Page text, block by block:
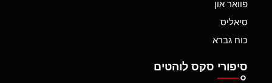
פוואר און
סיאליס
כוח גברא
סיפורי סקס לוהטים